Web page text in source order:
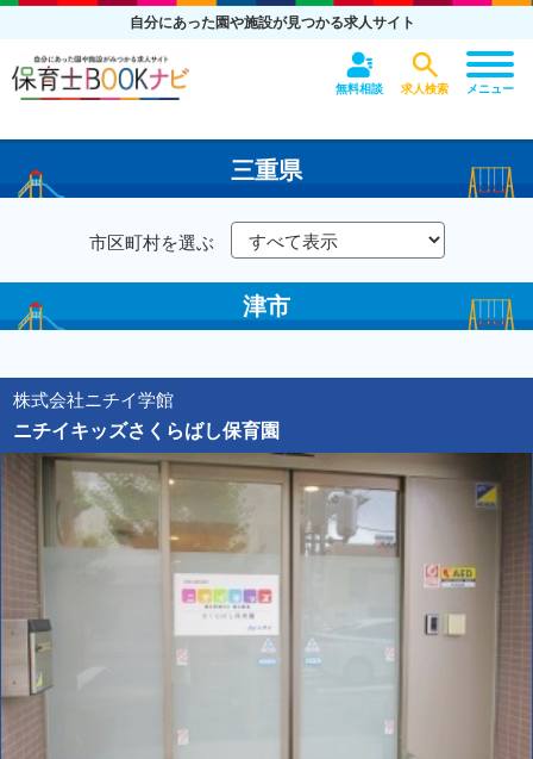
自分にあった園や施設が見つかる求人サイト
無料相談 求人検索 メニュー
三重県
市区町村を選ぶ
津市
株式会社ニチイ学館
ニチイキッズさくらばし保育園